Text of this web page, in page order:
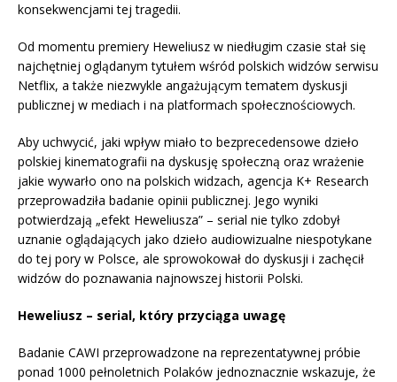
konsekwencjami tej tragedii.
Od momentu premiery Heweliusz w niedługim czasie stał się
najchętniej oglądanym tytułem wśród polskich widzów serwisu
Netflix, a także niezwykle angażującym tematem dyskusji
publicznej w mediach i na platformach społecznościowych.
Aby uchwycić, jaki wpływ miało to bezprecedensowe dzieło
polskiej kinematografii na dyskusję społeczną oraz wrażenie
jakie wywarło ono na polskich widzach, agencja K+ Research
przeprowadziła badanie opinii publicznej. Jego wyniki
potwierdzają „efekt Heweliusza” – serial nie tylko zdobył
uznanie oglądających jako dzieło audiowizualne niespotykane
do tej pory w Polsce, ale sprowokował do dyskusji i zachęcił
widzów do poznawania najnowszej historii Polski.
Heweliusz – serial, który przyciąga uwagę
Badanie CAWI przeprowadzone na reprezentatywnej próbie
ponad 1000 pełnoletnich Polaków jednoznacznie wskazuje, że